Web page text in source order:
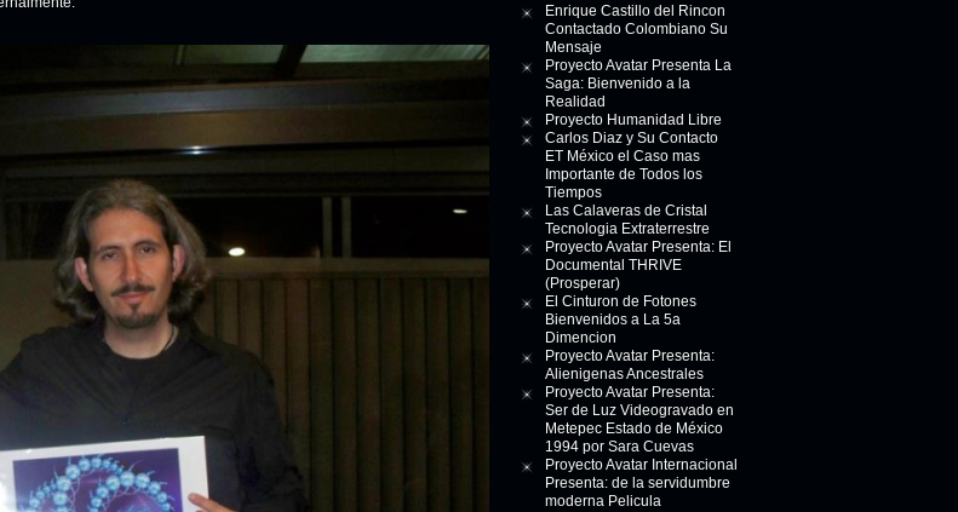
Enrique Castillo del Rincon
Contactado Colombiano Su
Mensaje
Proyecto Avatar Presenta La
Saga: Bienvenido a la
Realidad
Proyecto Humanidad Libre
Carlos Diaz y Su Contacto
ET México el Caso mas
Importante de Todos los
Tiempos
Las Calaveras de Cristal
Tecnologia Extraterrestre
Proyecto Avatar Presenta: El
Documental THRIVE
(Prosperar)
El Cinturon de Fotones
Bienvenidos a La 5a
Dimencion
Proyecto Avatar Presenta:
Alienigenas Ancestrales
Proyecto Avatar Presenta:
Ser de Luz Videogravado en
Metepec Estado de México
1994 por Sara Cuevas
Proyecto Avatar Internacional
Presenta: de la servidumbre
moderna Pelicula